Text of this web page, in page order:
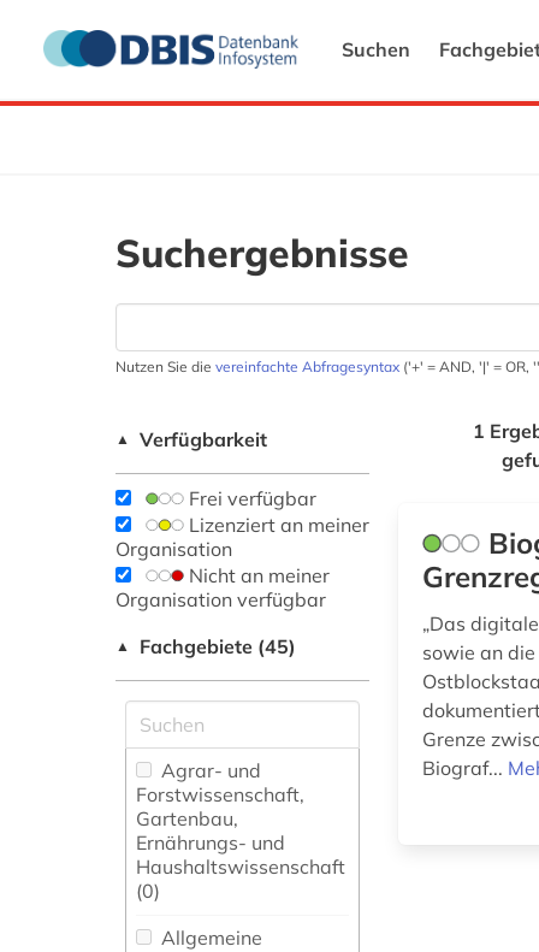
Suchen
Suchergebnisse
Nutzen Sie die vereinfachte Abfragesyntax ('+' = AND, '|' = OR,
▲ Verfügbarkeit
Frei verfügbar
Lizenziert an meiner
Organisation
Nicht an meiner
Organisation verfügbar
▲ Fachgebiete (45)
Agrar- und
Forstwissenschaft,
Gartenbau,
Ernährungs- und
Haushaltswissenschaft
(0)
Allgemeine
1
„Das
sowie an
Grenze
Biograf...